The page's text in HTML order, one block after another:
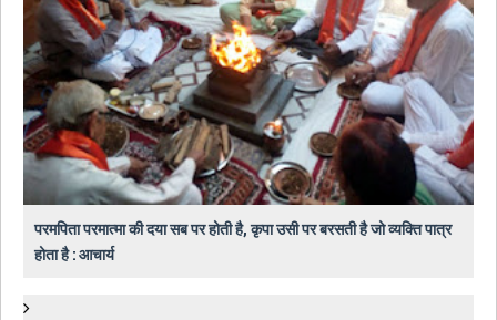
परमपिता परमात्मा की दया सब पर होती है, कृपा उसी पर बरसती है जो व्यक्ति पात्र
होता है : आचार्य